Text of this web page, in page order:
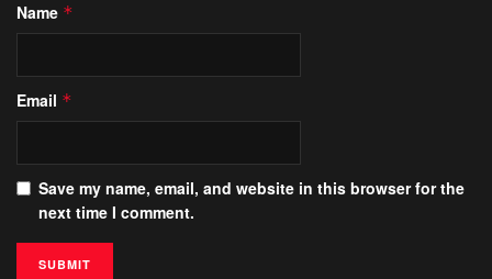
Name *
Email *
Save my name, email, and website in this browser for the
next time I comment.